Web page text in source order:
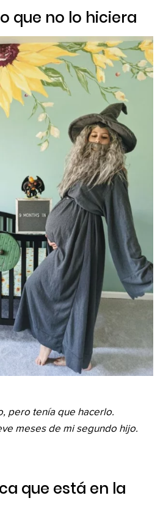
que no lo hiciera
pero tenía que hacerlo.
meses de mi segundo hijo.
que está en la